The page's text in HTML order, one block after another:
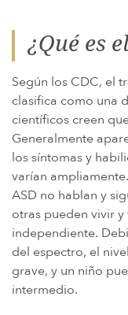
¿Qué es
Según los CDC, el
clasifica como una
científicos creen
Generalmente
los síntomas y
varían
ASD no hablan y
otras pueden vivir
independiente.
del espectro, el
grave, y un niño
intermedio.